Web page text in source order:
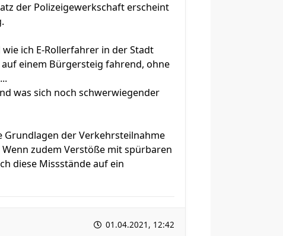
der Polizeigewerkschaft erscheint
ich E-Rollerfahrer in der Stadt
einem Bürgersteig fahrend, ohne
was sich noch schwerwiegender
Grundlagen der Verkehrsteilnahme
zudem Verstöße mit spürbaren
diese Missstände auf ein
01.04.2021, 12:42